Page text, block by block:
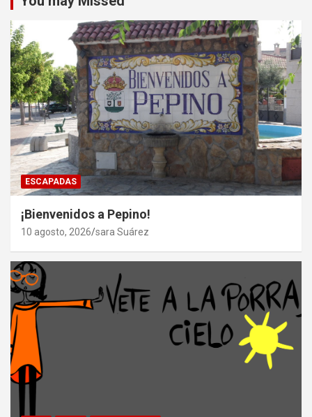
ESCAPADAS
¡Bienvenidos a Pepino!
10 agosto, 2026 sara Suárez